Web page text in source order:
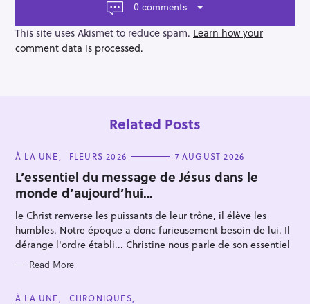
a
t
i
0 comments
This site uses Akismet to reduce spam. Learn how your
comment data is processed.
Related Posts
C
T
E
G
O
R
I
E
S
À LA UNE FLEURS 2026 7 AUGUST 2026
L’essentiel du message de Jésus dans le
monde d’aujourd’hui…
le Christ renverse les puissants de leur trône, il élève les
humbles. Notre époque a donc furieusement besoin de lui. Il
dérange l'ordre établi... Christine nous parle de son essentiel
Read More
C
À LA UNE
CHRONIQUES
e